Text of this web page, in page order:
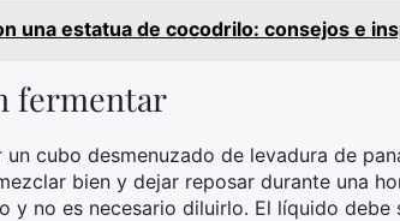
una estatua de cocodrilo: consejos e
fermentar
cubo desmenuzado de levadura de
bien y dejar reposar durante una
y no es necesario diluirlo. El líquido debe